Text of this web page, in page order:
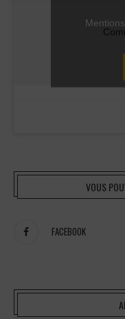
VOUS
FACEBOOK